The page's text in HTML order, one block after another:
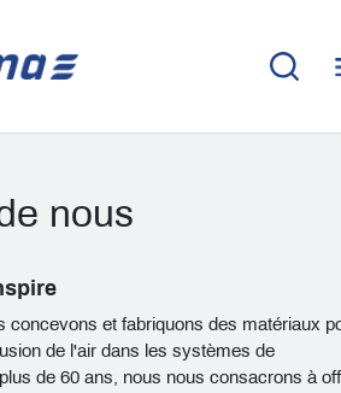
nous
concevons et fabriquons des matériaux
de l'air dans les systèmes de
de 60 ans, nous nous consacrons à